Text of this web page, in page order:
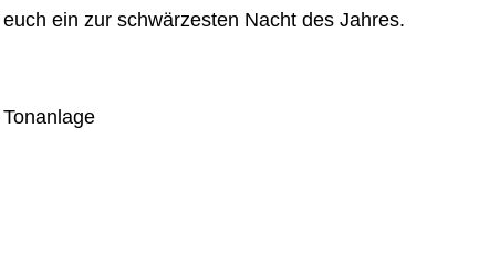
ein zur schwärzesten Nacht des Jahres.